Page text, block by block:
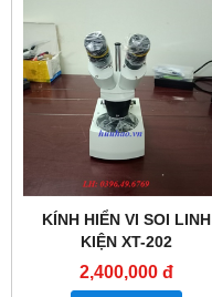
KÍNH HIỂN VI SOI LINH
KIỆN XT-202
2,400,000 đ